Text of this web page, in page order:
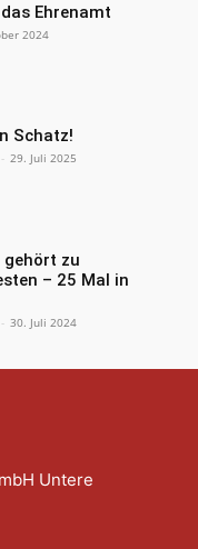
Ehrenamt
2024
Schatz!
- 29. Juli 2025
gehört zu
– 25 Mal in
- 30. Juli 2024
Untere